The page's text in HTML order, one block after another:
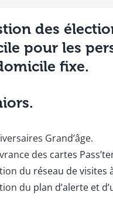
des
pour les
fixe.
Grand’âge.
des cartes
du réseau de visites
du plan d’alerte et